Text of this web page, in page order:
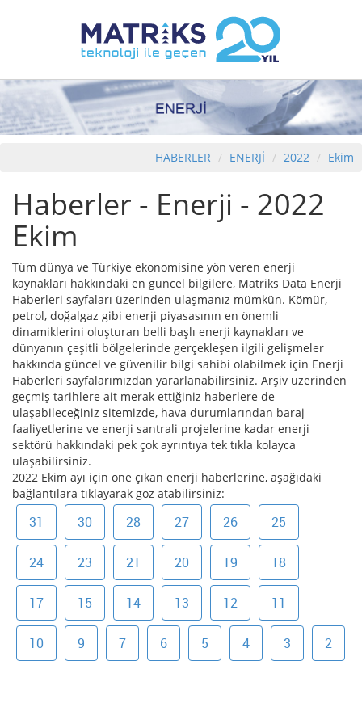
HABERLER ENERJİ 2022 Ekim
Haberler - Enerji - 2022
Ekim
Tüm dünya ve Türkiye ekonomisine yön veren enerji
kaynakları hakkındaki en güncel bilgilere, Matriks Data Enerji
Haberleri sayfaları üzerinden ulaşmanız mümkün. Kömür,
petrol, doğalgaz gibi enerji piyasasının en önemli
dinamiklerini oluşturan belli başlı enerji kaynakları ve
dünyanın çeşitli bölgelerinde gerçekleşen ilgili gelişmeler
hakkında güncel ve güvenilir bilgi sahibi olabilmek için Enerji
Haberleri sayfalarımızdan yararlanabilirsiniz. Arşiv üzerinden
geçmiş tarihlere ait merak ettiğiniz haberlere de
ulaşabileceğiniz sitemizde, hava durumlarından baraj
faaliyetlerine ve enerji santrali projelerine kadar enerji
sektörü hakkındaki pek çok ayrıntıya tek tıkla kolayca
ulaşabilirsiniz.
2022 Ekim ayı için öne çıkan enerji haberlerine, aşağıdaki
bağlantılara tıklayarak göz atabilirsiniz:
31 30 28 27 26 25
24 23 21 20 19 18
17 15 14 13 12 11
10 9 7 6 5 4 3 2